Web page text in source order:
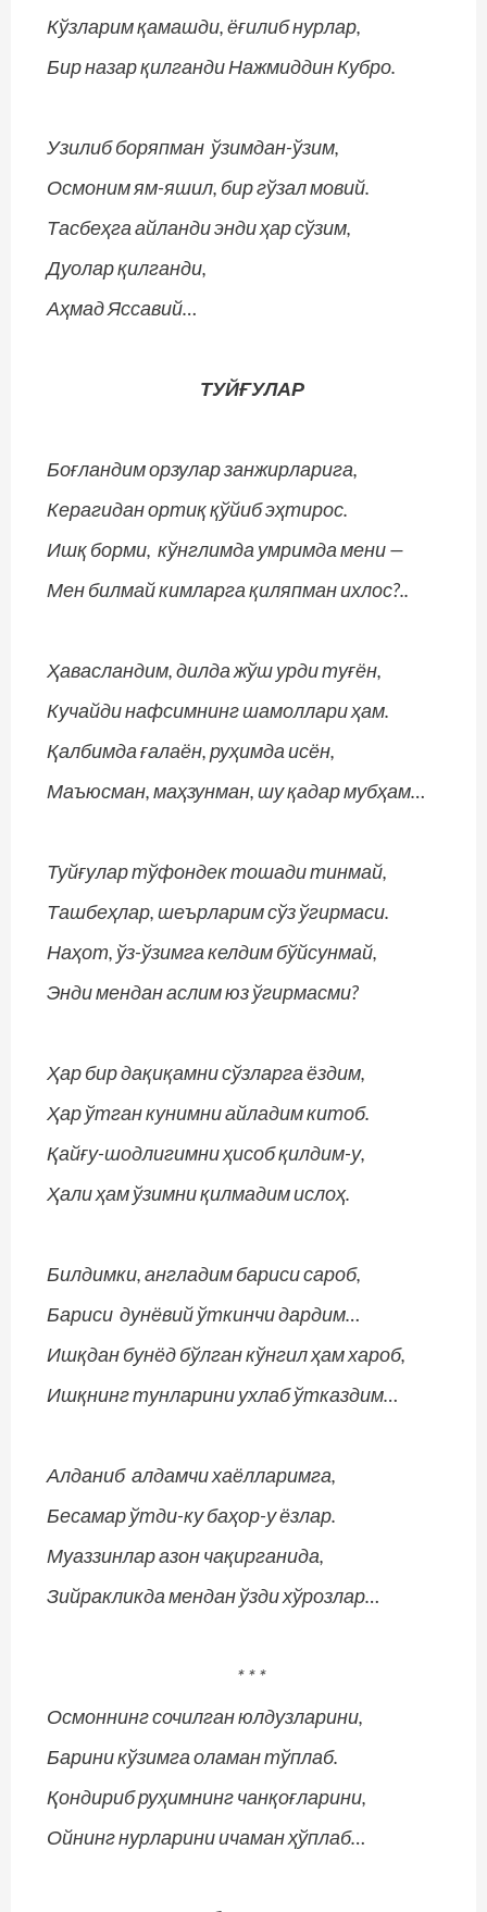
Кўзларим қамашди, ёғилиб нурлар,
Бир назар қилганди Нажмиддин Кубро.
Узилиб боряпман ўзимдан-ўзим,
Осмоним ям-яшил, бир гўзал мовий.
Тасбеҳга айланди энди ҳар сўзим,
Дуолар қилганди,
Аҳмад Яссавий…
ТУЙҒУЛАР
Боғландим орзулар занжирларига,
Керагидан ортиқ қўйиб эҳтирос.
Ишқ борми, кўнглимда умримда мени —
Мен билмай кимларга қиляпман ихлос?..
Ҳавасландим, дилда жўш урди туғён,
Кучайди нафсимнинг шамоллари ҳам.
Қалбимда ғалаён, руҳимда исён,
Маъюсман, маҳзунман, шу қадар мубҳам…
Туйғулар тўфондек тошади тинмай,
Ташбеҳлар, шеърларим сўз ўгирмаси.
Наҳот, ўз-ўзимга келдим бўйсунмай,
Энди мендан аслим юз ўгирмасми?
Ҳар бир дақиқамни сўзларга ёздим,
Ҳар ўтган кунимни айладим китоб.
Қайғу-шодлигимни ҳисоб қилдим-у,
Ҳали ҳам ўзимни қилмадим ислоҳ.
Билдимки, англадим бариси сароб,
Бариси дунёвий ўткинчи дардим…
Ишқдан бунёд бўлган кўнгил ҳам хароб,
Ишқнинг тунларини ухлаб ўтказдим…
Алданиб алдамчи хаёлларимга,
Бесамар ўтди-ку баҳор-у ёзлар.
Муаззинлар азон чақирганида,
Зийракликда мендан ўзди хўрозлар…
* * *
Осмоннинг сочилган юлдузларини,
Барини кўзимга оламан тўплаб.
Қондириб руҳимнинг чанқоғларини,
Ойнинг нурларини ичаман ҳўплаб…